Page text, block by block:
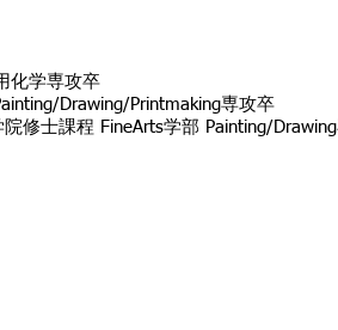
化学専攻卒
Drawing/Printmaking専攻卒
修士課程 FineArts学部 Painting/